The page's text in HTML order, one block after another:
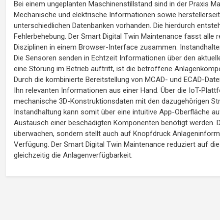
Bei einem ungeplanten Maschinenstillstand sind in der Praxis
Mechanische und elektrische Informationen sowie
unterschiedlichen Datenbanken vorhanden. Die hierdurch
Fehlerbehebung. Der Smart Digital Twin Maintenance fasst
Disziplinen in einem Browser-Interface zusammen.
Die Sensoren senden in Echtzeit Informationen über den
eine Störung im Betrieb auftritt, ist die betroffene
Durch die kombinierte Bereitstellung von MCAD- und ECAD-
Ihn relevanten Informationen aus einer Hand. Über die IoT-
mechanische 3D-Konstruktionsdaten mit den dazugehörigen
Instandhaltung kann somit über eine intuitive App-Oberfläche
Austausch einer beschädigten Komponenten benötigt werden.
überwachen, sondern stellt auch auf Knopfdruck
Verfügung. Der Smart Digital Twin Maintenance reduziert auf
gleichzeitig die Anlagenverfügbarkeit.